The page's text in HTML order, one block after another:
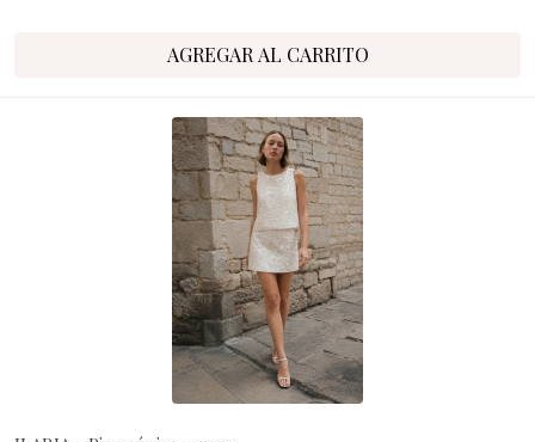
AGREGAR AL CARRITO